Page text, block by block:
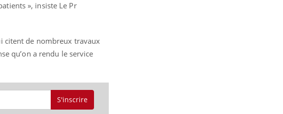
», insiste Le Pr
citent de nombreux travaux
qu’on a rendu le service
S'inscrire